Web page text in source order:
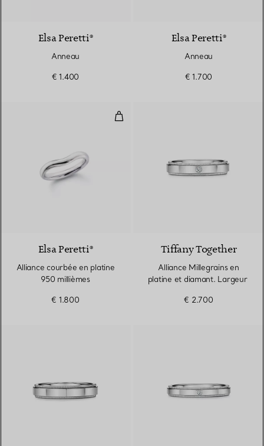
Elsa Peretti®
Anneau
€ 1.400
Elsa Peretti®
Anneau
€ 1.700
Alliance courbée en platine 950
Elsa Peretti®
Alliance courbée en platine
950 millièmes
€ 1.800
Tiffany Together
Alliance Millegrains en
platine et diamant. Largeur
€ 2.700